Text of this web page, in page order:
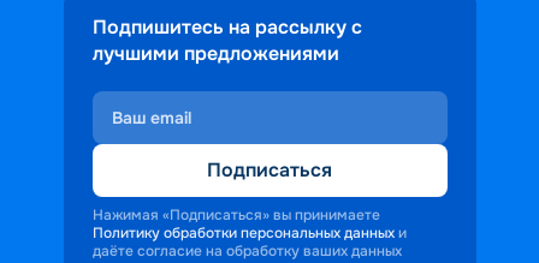
Подпишитесь на рассылку с
лучшими предложениями
Подписаться
Нажимая «Подписаться» вы принимаете
Политику обработки персональных данных и
даёте согласие на обработку ваших данных